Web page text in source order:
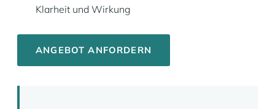
Klarheit und Wirkung
ANGEBOT ANFORDERN